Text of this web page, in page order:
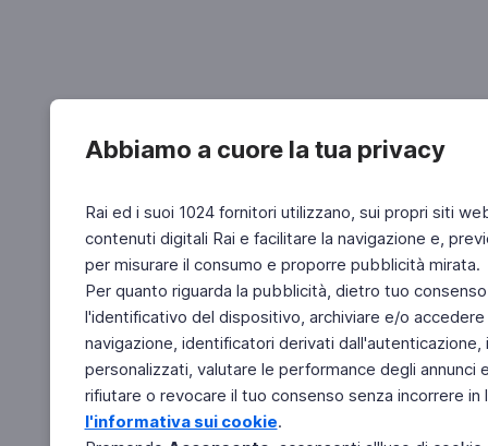
Abbiamo a cuore la tua privacy
Rai ed i suoi 1024 fornitori utilizzano, sui propri siti
contenuti digitali Rai e facilitare la navigazione e,
per misurare il consumo e proporre pubblicità mirata.
Per quanto riguarda la pubblicità, dietro tuo
l'identificativo del dispositivo, archiviare e/o
navigazione, identificatori derivati
personalizzati, valutare le performance degli
rifiutare o revocare il tuo consenso senza incorrere
l'informativa sui cookie.